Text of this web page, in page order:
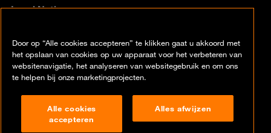
Legal Notice
Vulnerability policy
Compliance
Door op “Alle cookies accepteren” te klikken gaat u akkoord met
het opslaan van cookies op uw apparaat voor het verbeteren van
websitenavigatie, het analyseren van websitegebruik en om ons
te helpen bij onze marketingprojecten.
Alle cookies
accepteren
Alles afwijzen